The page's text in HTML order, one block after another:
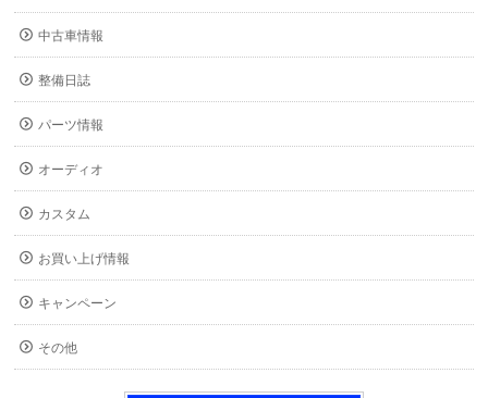
中古車情報
整備日誌
パーツ情報
オーディオ
カスタム
お買い上げ情報
キャンペーン
その他